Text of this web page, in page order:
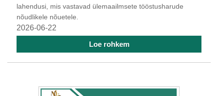
lahendusi, mis vastavad ülemaailmsete tööstusharude
nõudlikele nõuetele.
2026-06-22
Loe rohkem